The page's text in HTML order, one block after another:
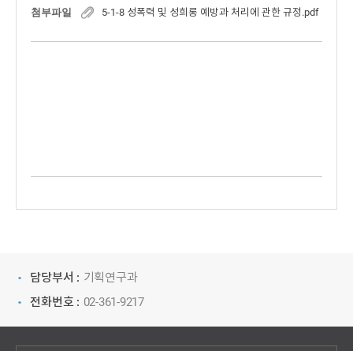
첨부파일 5-1-8 성폭력 및 성희롱 예방과 처리에 관한 규정.pdf
담당부서 : 기획연구과
전화번호 : 02-361-9217